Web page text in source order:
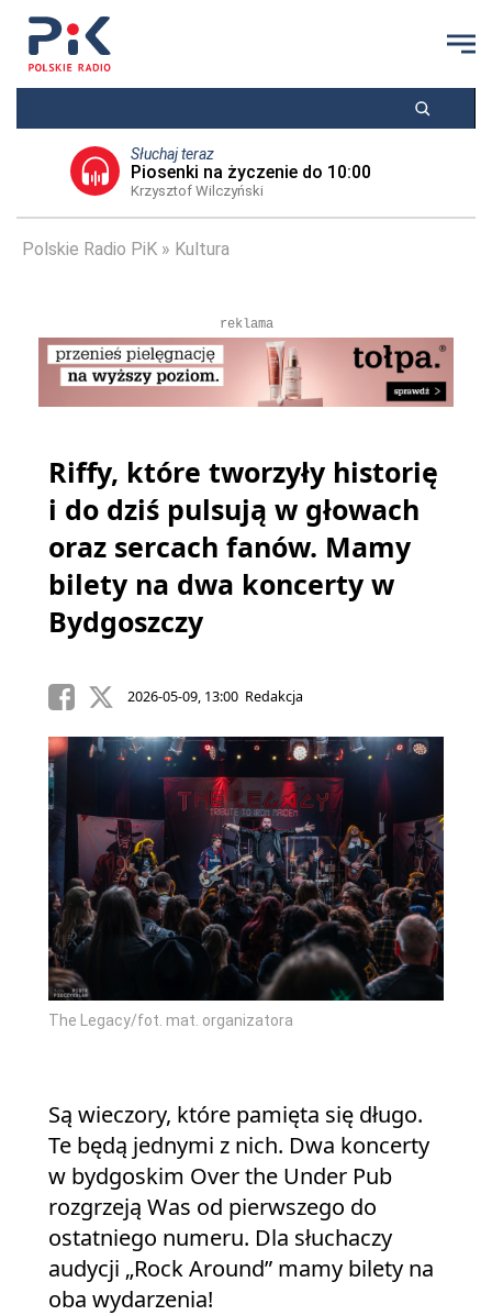
Słuchaj teraz
Piosenki na życzenie do 10:00
Krzysztof Wilczyński
Polskie Radio PiK Kultura
reklama
Riffy, które tworzyły historię
i do dziś pulsują w głowach
oraz sercach fanów. Mamy
bilety na dwa koncerty w
Bydgoszczy
2026-05-09, 13:00 Redakcja
The Legacy/fot. mat. organizatora
Są wieczory, które pamięta się długo.
Te będą jednymi z nich. Dwa koncerty
w bydgoskim Over the Under Pub
rozgrzeją Was od pierwszego do
ostatniego numeru. Dla słuchaczy
audycji „Rock Around” mamy bilety na
oba wydarzenia!